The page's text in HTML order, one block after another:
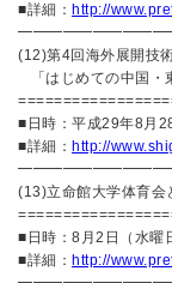
■詳細： http://
(12)第4回海外展開技
「はじめての中国・
■日時：平成29年8月
■詳細： http://
(13)立命館大学体育会
■日時：8月2日（水
■詳細： http://